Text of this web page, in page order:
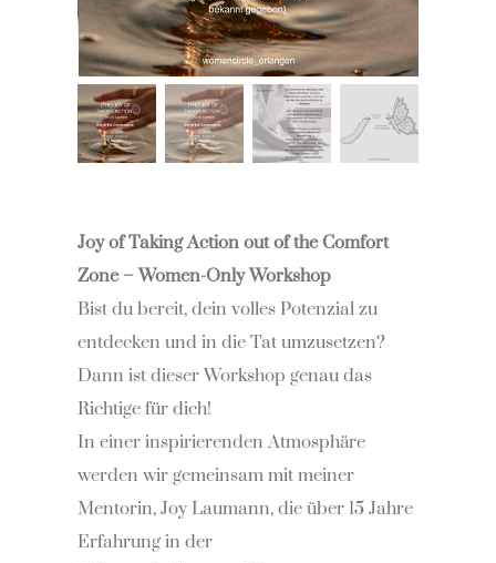
Joy of Taking Action out of the Comfort
Zone – Women-Only Workshop
Bist du bereit, dein volles Potenzial zu
entdecken und in die Tat umzusetzen?
Dann ist dieser Workshop genau das
Richtige für dich!
In einer inspirierenden Atmosphäre
werden wir gemeinsam mit meiner
Mentorin, Joy Laumann, die über 15 Jahre
Erfahrung in der